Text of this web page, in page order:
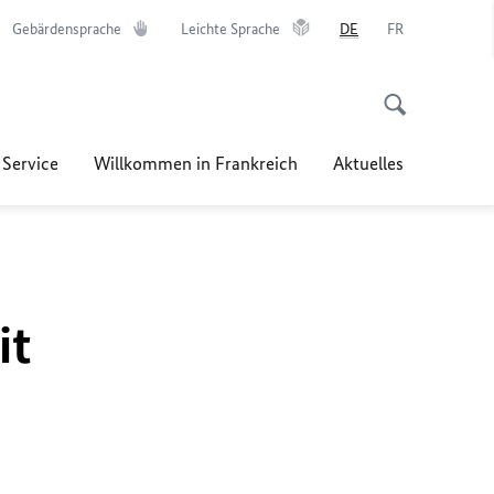
Gebärdensprache Leichte Sprache DE FR
Willkommen in Frankreich Aktuelles